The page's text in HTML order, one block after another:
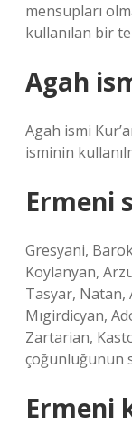
mensupları
kullanılan bir
Agah
Agah ismi
isminin
Ermeni
Gresyani,
Koylanyan,
Tasyar, Natan,
Mıgirdicyan,
Zartarian,
çoğunluğunun
Ermeni